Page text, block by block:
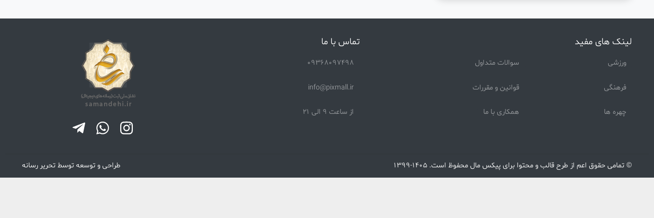
دسته بندی اول
دسته بندی دوم
دسته بندی سوم
لینک های مفید
ورزشی
فرهنگی
چهره ها
سوالات متداول
قوانین و مقررات
همکاری با ما
تماس با ما
09368097498
info@pixmall.ir
از ساعت 9 الی 21
© تمامی حقوق اعم از طرح قالب و محتوا برایپیکس مالمحفوظ است. 1405-1399 طراحی و توسعه توسطتحریر رسانه